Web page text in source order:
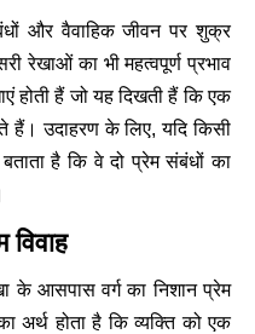
और वैवाहिक जीवन पर शुक्र
रेखाओं का भी महत्वपूर्ण प्रभाव
होती हैं जो यह दिखती हैं कि एक
हैं। उदाहरण के लिए, यदि किसी
है कि वे दो प्रेम संबंधों का
विवाह
के आसपास वर्ग का निशान प्रेम
अर्थ होता है कि व्यक्ति को एक